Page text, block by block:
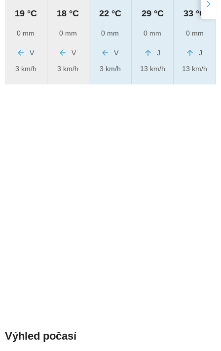
19 °C
0 mm
V
3 km/h
18 °C
0 mm
V
3 km/h
22 °C
0 mm
V
3 km/h
29 °C
0 mm
J
13 km/h
33 °C
0 mm
J
13 km/h
Výhled počasí